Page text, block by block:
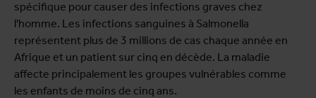
spécifique pour causer des infections graves chez
l'homme. Les infections sanguines à Salmonella
représentent plus de 3 millions de cas chaque année en
Afrique et un patient sur cinq en décède. La maladie
affecte principalement les groupes vulnérables comme
les enfants de moins de cinq ans.